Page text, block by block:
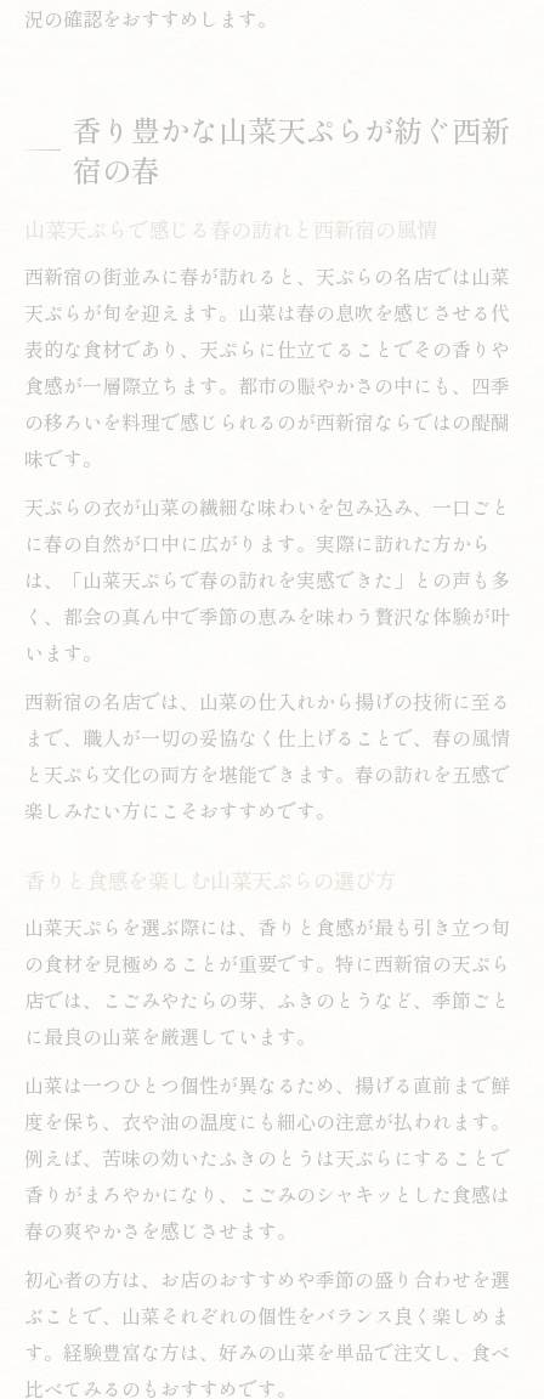
況の確認をおすすめします。
香り豊かな山菜天ぷらが紡ぐ西新
宿の春
山菜天ぷらで感じる春の訪れと西新宿の風情
西新宿の街並みに春が訪れると、天ぷらの名店では山菜
天ぷらが旬を迎えます。山菜は春の息吹を感じさせる代
表的な食材であり、天ぷらに仕立てることでその香りや
食感が一層際立ちます。都市の賑やかさの中にも、四季
の移ろいを料理で感じられるのが西新宿ならではの醍醐
味です。
天ぷらの衣が山菜の繊細な味わいを包み込み、一口ごと
に春の自然が口中に広がります。実際に訪れた方から
は、「山菜天ぷらで春の訪れを実感できた」との声も多
く、都会の真ん中で季節の恵みを味わう贅沢な体験が叶
います。
西新宿の名店では、山菜の仕入れから揚げの技術に至る
まで、職人が一切の妥協なく仕上げることで、春の風情
と天ぷら文化の両方を堪能できます。春の訪れを五感で
楽しみたい方にこそおすすめです。
香りと食感を楽しむ山菜天ぷらの選び方
山菜天ぷらを選ぶ際には、香りと食感が最も引き立つ旬
の食材を見極めることが重要です。特に西新宿の天ぷら
店では、こごみやたらの芽、ふきのとうなど、季節ごと
に最良の山菜を厳選しています。
山菜は一つひとつ個性が異なるため、揚げる直前まで鮮
度を保ち、衣や油の温度にも細心の注意が払われます。
例えば、苦味の効いたふきのとうは天ぷらにすることで
香りがまろやかになり、こごみのシャキッとした食感は
春の爽やかさを感じさせます。
初心者の方は、お店のおすすめや季節の盛り合わせを選
ぶことで、山菜それぞれの個性をバランス良く楽しめま
す。経験豊富な方は、好みの山菜を単品で注文し、食べ
比べてみるのもおすすめです。